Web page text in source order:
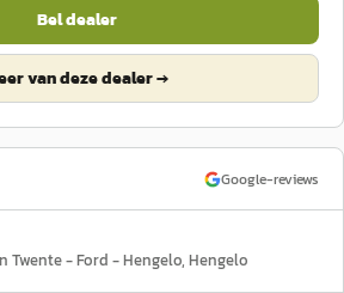
Bel dealer
van deze dealer →
Google-reviews
Twente - Ford - Hengelo, Hengelo